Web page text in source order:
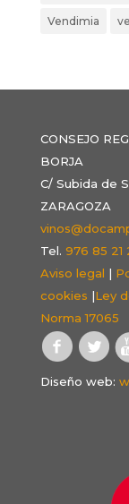
Vendimia
CONSEJO
BORJA
C/ Subida de
ZARAGOZA
Tel. 976 85 21
Aviso legal |
cookies |Ley
Norma 17065
Diseño web: